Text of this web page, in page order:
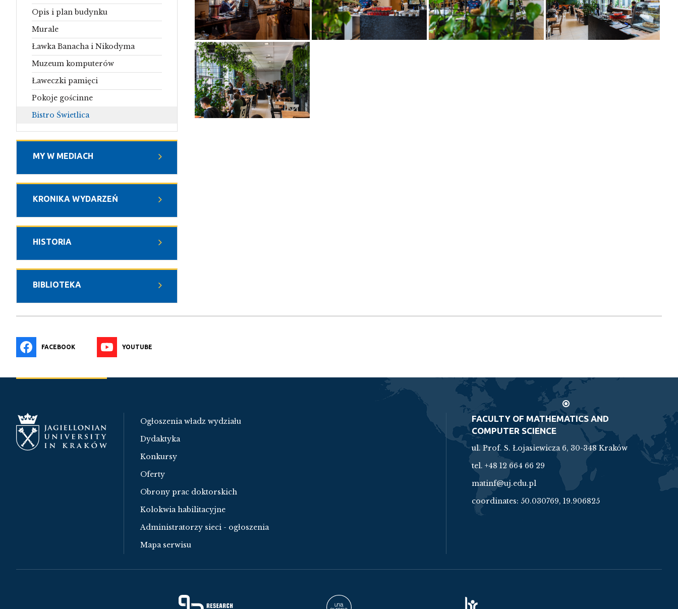
Opis i plan budynku
Murale
Ławka Banacha i Nikodyma
Muzeum komputerów
Ławeczki pamięci
Pokoje gościnne
Bistro Świetlica
MY W MEDIACH
KRONIKA WYDARZEŃ
HISTORIA
BIBLIOTEKA
FACEBOOK YOUTUBE
Ogłoszenia władz wydziału
Dydaktyka
Konkursy
Oferty
Obrony prac doktorskich
Kolokwia habilitacyjne
Administratorzy sieci - ogłoszenia
Mapa serwisu
FACULTY OF MATHEMATICS AND
COMPUTER SCIENCE
ul. Prof. S. Łojasiewicza 6, 30-348 Kraków
tel. +48 12 664 66 29
matinf@uj.edu.pl
coordinates: 50.030769, 19.906825